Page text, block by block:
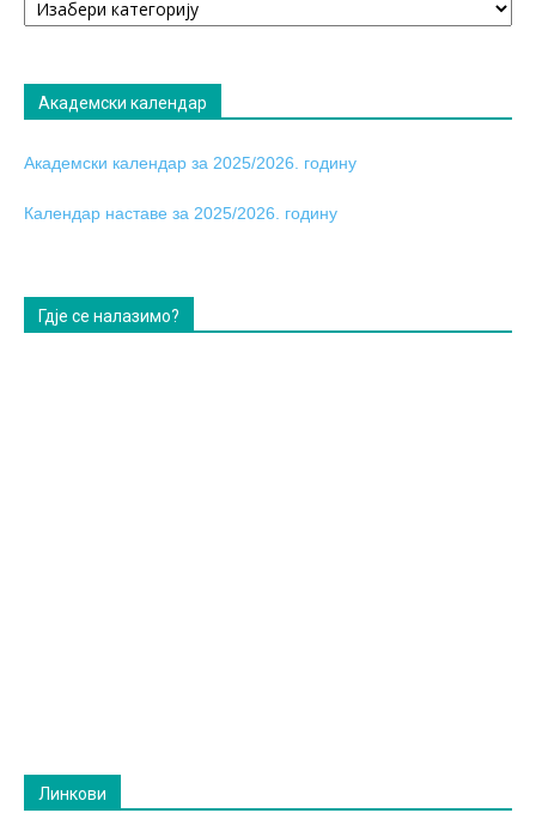
табла
Академски календар
Академски календар за 2025/2026. годину
Календар наставе за 2025/2026. годину
Гдје се налазимо?
Линкови